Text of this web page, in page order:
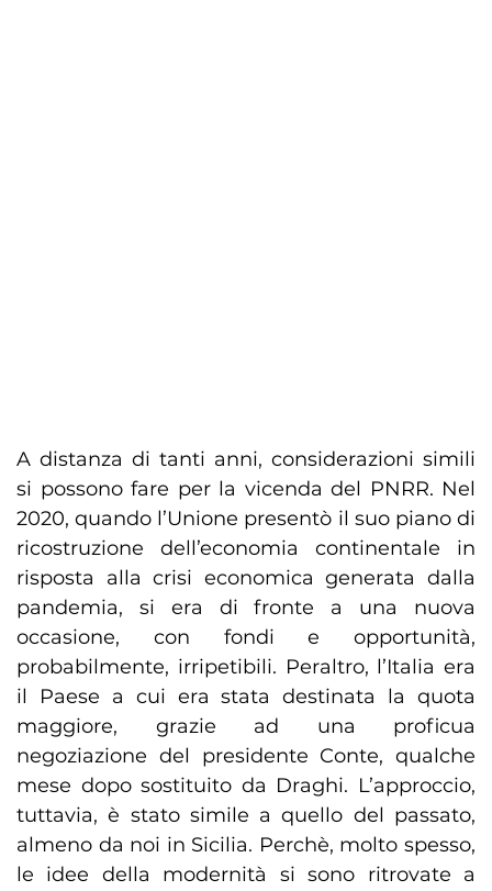
A distanza di tanti anni, considerazioni simili
si possono fare per la vicenda del PNRR. Nel
2020, quando l’Unione presentò il suo piano di
ricostruzione dell’economia continentale in
risposta alla crisi economica generata dalla
pandemia, si era di fronte a una nuova
occasione, con fondi e opportunità,
probabilmente, irripetibili. Peraltro, l’Italia era
il Paese a cui era stata destinata la quota
maggiore, grazie ad una proficua
negoziazione del presidente Conte, qualche
mese dopo sostituito da Draghi. L’approccio,
tuttavia, è stato simile a quello del passato,
almeno da noi in Sicilia. Perchè, molto spesso,
le idee della modernità si sono ritrovate a